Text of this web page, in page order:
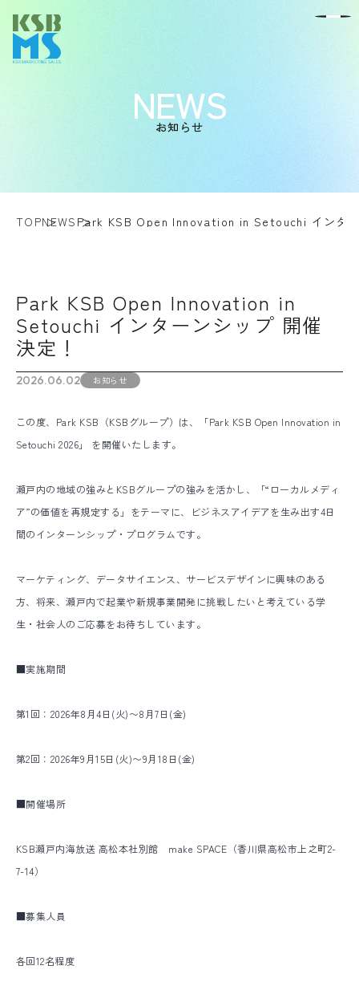
NEWS
お知らせ
TOPNEWS Park KSB Open Innovation in Setouchi インタ
Park KSB Open Innovation in
Setouchi インターンシップ 開催
決定！
2026.06.02 お知らせ
この度、Park KSB（KSBグループ）は、「Park KSB Open Innovation in
Setouchi 2026」 を開催いたします。
瀬戸内の地域の強みとKSBグループの強みを活かし、「“ローカルメディ
ア”の価値を再規定する」をテーマに、ビジネスアイデアを生み出す4日
間のインターンシップ・プログラムです。
マーケティング、データサイエンス、サービスデザインに興味のある
方、将来、瀬戸内で起業や新規事業開発に挑戦したいと考えている学
生・社会人のご応募をお待ちしています。
■実施期間
第1回：2026年8月4日(火)〜8月7日(金)
第2回：2026年9月15日(火)〜9月18日(金)
■開催場所
KSB瀬戸内海放送 高松本社別館 make SPACE（香川県高松市上之町2-
7-14）
■募集人員
各回12名程度